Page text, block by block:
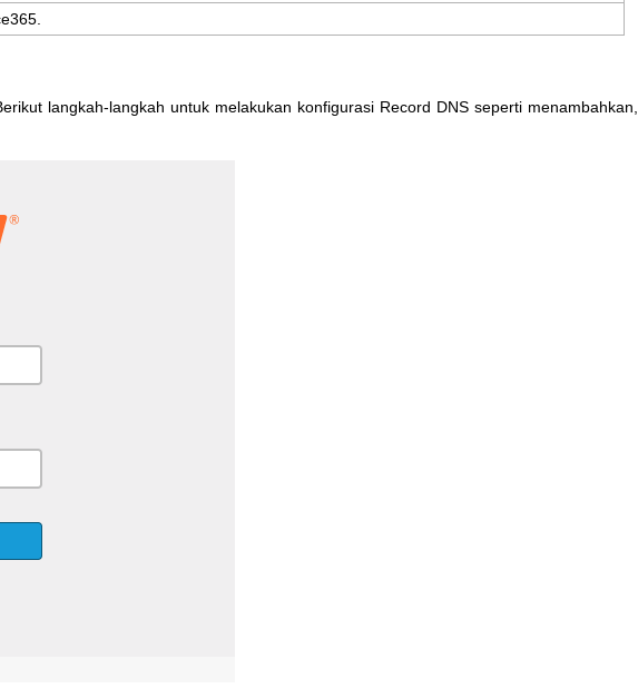
.
langkah-langkah untuk melakukan konfigurasi Record DNS seperti menambahkan,